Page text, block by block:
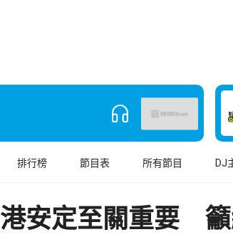
排行榜 節目表 所有節目 DJ
港安定至關重要